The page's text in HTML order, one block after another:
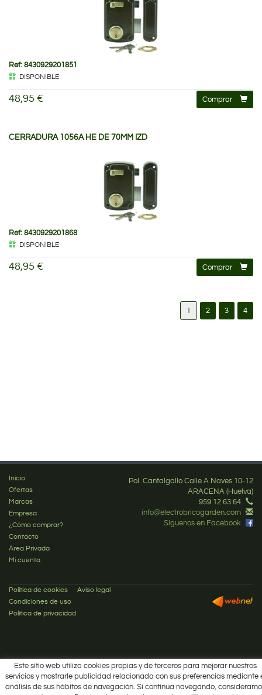
Ref: 8430929201851
DISPONIBLE
48,95 € Comprar
CERRADURA 1056A HE DE 70MM IZD
Ref: 8430929201868
DISPONIBLE
48,95 € Comprar
1 2 3 4
Inicio
Ofertas
Marcas
Empresa
¿Cómo comprar?
Contacto
Área Privada
Mi cuenta
Pol. Cantalgallo Calle A Naves 10-12
ARACENA (Huelva)
959 12 63 64
info@electrobricogarden.com
Síguenos en Facebook
Política de cookies
Aviso legal
Condiciones de uso
Política de privacidad
Este sitio web utiliza cookies propias y de terceros para mejorar nuestros
servicios y mostrarle publicidad relacionada con sus preferencias mediante
análisis de sus hábitos de navegación. Si continua navegando,